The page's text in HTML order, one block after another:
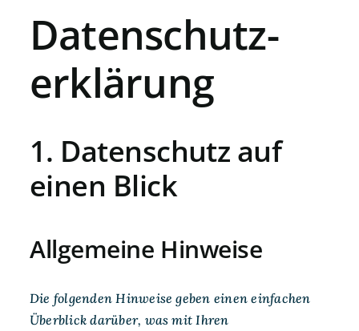
Datenschutz­
erklärung
1. Datenschutz auf
einen Blick
Allgemeine Hinweise
Die folgenden Hinweise geben einen einfachen
Überblick darüber, was mit Ihren